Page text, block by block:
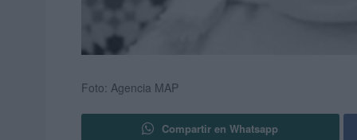
Foto: Agencia MAP
Compartir en Whatsapp